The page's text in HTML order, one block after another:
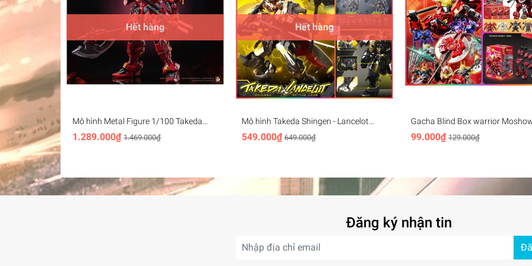
Hết hàng
Mô hình Metal Figure 1/100 Takeda
Shingen MCT-J02 metal build MOSHOW
1.289.000₫ 1.469.000₫
Hết hàng
Mô hình Takeda Shingen - Lancelot
Limited SD SEMBO BLOCK
549.000₫ 649.000₫
Gacha Blind Box warrior
V2 - Takeda Shingen - Date
Lancelot - Wucheng
99.000₫ 129.000₫
Đăng ký nhận tin